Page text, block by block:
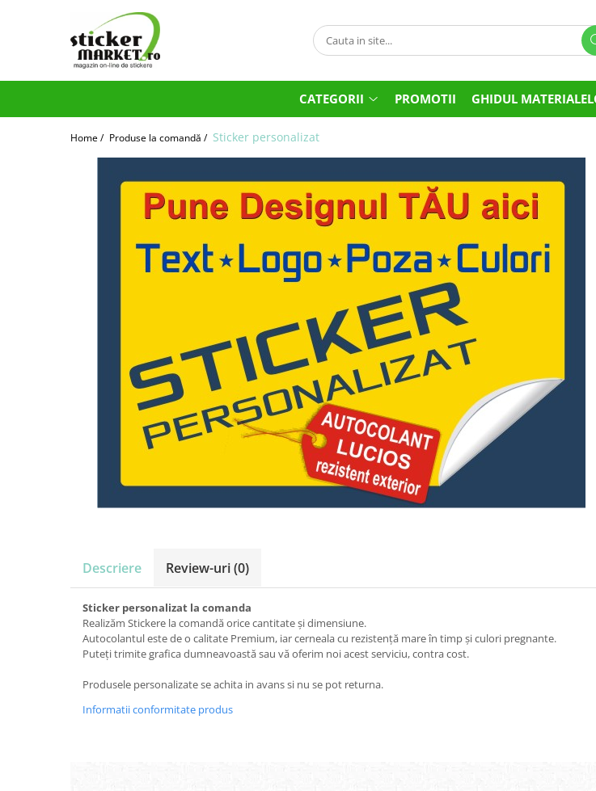
Categorii
Autocolante automate cafea
Stickere automate cafea
CATEGORII PROMOTII GHIDUL
Home / Produse la comandă / Sticker personalizat
Descriere Review-uri(0)
Sticker personalizat la comanda
Realizăm Stickere la comandă orice cantitate și dimensiune.
Autocolantul este de o calitate Premium, iar cerneala cu rezistență mare în timp și culori pregnante.
Puteți trimite grafica dumneavoastă sau vă oferim noi acest serviciu, contra cost.
Produsele personalizate se achita in avans si nu se pot returna.
Informatii conformitate produs